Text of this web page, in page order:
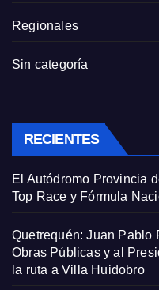
Regionales
Sin categoría
RECIENTES
El Autódromo Provincia
Top Race y Fórmula
Quetrequén: Juan Pablo
Obras Públicas y al
la ruta a Villa Huidobro